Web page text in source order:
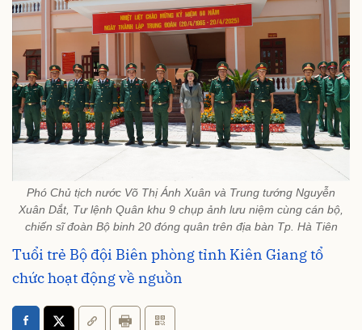
Phó Chủ tịch nước Võ Thị Ánh Xuân và Trung tướng Nguyễn
Xuân Dắt, Tư lệnh Quân khu 9 chụp ảnh lưu niệm cùng cán bộ,
chiến sĩ đoàn Bộ binh 20 đóng quân trên địa bàn Tp. Hà Tiên
Tuổi trẻ Bộ đội Biên phòng tỉnh Kiên Giang tổ
chức hoạt động về nguồn